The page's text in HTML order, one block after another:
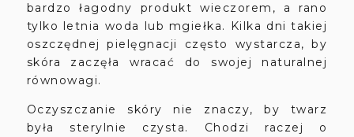
bardzo łagodny produkt wieczorem, a rano
tylko letnia woda lub mgiełka. Kilka dni takiej
oszczędnej pielęgnacji często wystarcza, by
skóra zaczęła wracać do swojej naturalnej
równowagi.
Oczyszczanie skóry nie znaczy, by twarz
była sterylnie czysta. Chodzi raczej o